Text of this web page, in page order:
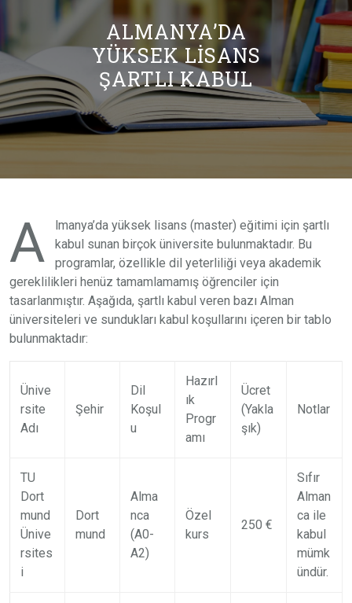
ALMANYA’DA
YÜKSEK LISANS
ŞARTLI KABUL
A
lmanya’da yüksek lisans (master) eğitimi için şartlı
kabul sunan birçok üniversite bulunmaktadır. Bu
programlar, özellikle dil yeterliliği veya akademik
gereklilikleri henüz tamamlamamış öğrenciler için
tasarlanmıştır. Aşağıda, şartlı kabul veren bazı Alman
üniversiteleri ve sundukları kabul koşullarını içeren bir tablo
bulunmaktadır:
Ünive
rsite
Adı
Şehir
Dil
Koşul
u
Hazırl
ık
Progr
amı
Ücret
(Yakla
şık)
Notlar
TU
Dort
mund
Ünive
rsites
i
Dort
mund
Alma
nca
(A0-
A2)
Özel
kurs
250 €
Sıfır
Alman
ca ile
kabul
mümk
ündür.